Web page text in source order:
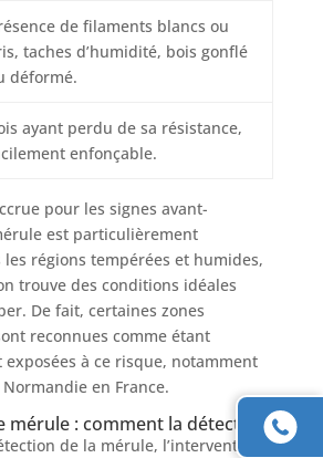
de filaments blancs ou
taches d’humidité, bois gonflé
déformé.
ayant perdu de sa résistance,
enfonçable.
pour les signes avant-
est particulièrement
régions tempérées et humides,
trouve des conditions idéales
De fait, certaines zones
reconnues comme étant
à ce risque, notamment
en France.
mérule : comment la détecter ?
de la mérule, l’intervention